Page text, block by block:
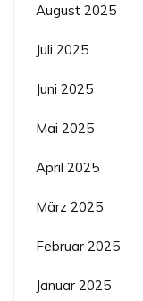
August 2025
Juli 2025
Juni 2025
Mai 2025
April 2025
März 2025
Februar 2025
Januar 2025